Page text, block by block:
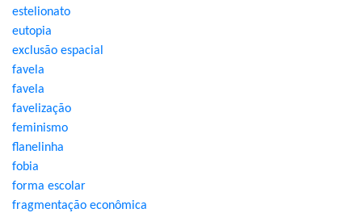
estelionato
eutopia
exclusão espacial
favela
favela
favelização
feminismo
flanelinha
fobia
forma escolar
fragmentação econômica